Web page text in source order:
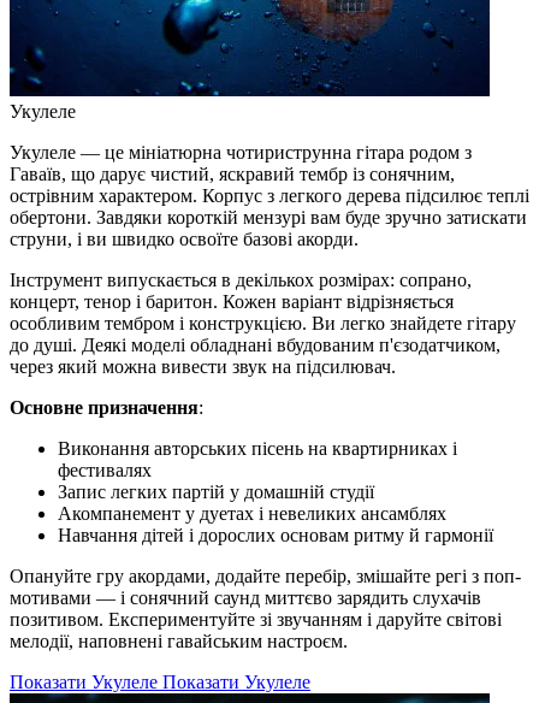
Укулеле
Укулеле — це мініатюрна чотириструнна гітара родом з
Гаваїв, що дарує чистий, яскравий тембр із сонячним,
острівним характером. Корпус з легкого дерева підсилює теплі
обертони. Завдяки короткій мензурі вам буде зручно затискати
струни, і ви швидко освоїте базові акорди.
Інструмент випускається в декількох розмірах: сопрано,
концерт, тенор і баритон. Кожен варіант відрізняється
особливим тембром і конструкцією. Ви легко знайдете гітару
до душі. Деякі моделі обладнані вбудованим п'єзодатчиком,
через який можна вивести звук на підсилювач.
Основне призначення:
Виконання авторських пісень на квартирниках і
фестивалях
Запис легких партій у домашній студії
Акомпанемент у дуетах і невеликих ансамблях
Навчання дітей і дорослих основам ритму й гармонії
Опануйте гру акордами, додайте перебір, змішайте регі з поп-
мотивами — і сонячний саунд миттєво зарядить слухачів
позитивом. Експериментуйте зі звучанням і даруйте світові
мелодії, наповнені гавайським настроєм.
Показати Укулеле Показати Укулеле